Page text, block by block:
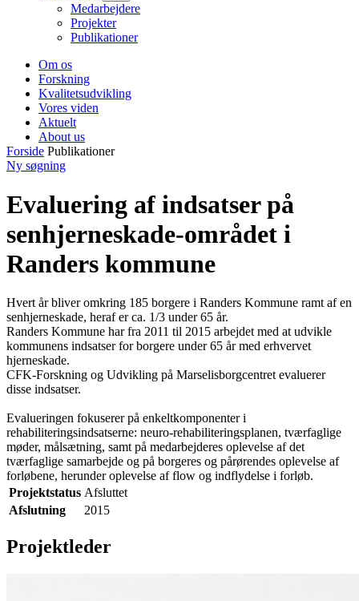
Medarbejdere
Projekter
Publikationer
Om os
Forskning
Kvalitetsudvikling
Vores viden
Aktuelt
About us
Forside Publikationer
Ny søgning
Evaluering af indsatser på
senhjerneskade-området i
Randers kommune
Hvert år bliver omkring 185 borgere i Randers Kommune ramt af en
senhjerneskade, heraf er ca. 1/3 under 65 år.
Randers Kommune har fra 2011 til 2015 arbejdet med at udvikle
kommunens indsatser for borgere under 65 år med erhvervet
hjerneskade.
CFK-Forskning og Udvikling på Marselisborgcentret evaluerer
disse indsatser.
Evalueringen fokuserer på enkeltkomponenter i
rehabiliteringsindsatserne: neuro-rehabiliteringsplanen, tværfaglige
møder, målsætning, samt på medarbejderes oplevelse af det
tværfaglige samarbejde og på borgeres og pårørendes oplevelse af
forløbene, herunder oplevelse af flow og indflydelse i forløb.
Projektstatus Afsluttet
Afslutning
2015
Projektleder